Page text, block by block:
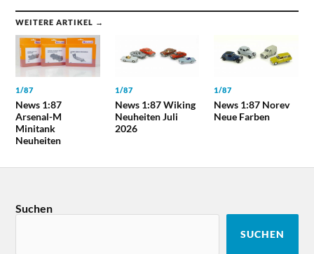
WEITERE ARTIKEL →
1/87
News 1:87
Arsenal-M
Minitank
Neuheiten
1/87
News 1:87 Wiking
Neuheiten Juli
2026
1/87
News 1:87 Norev
Neue Farben
Suchen
SUCHEN